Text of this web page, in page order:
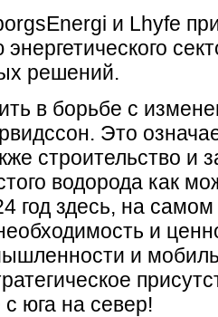
и Lhyfe
решений.
в борьбе с
Это
строительство и
водорода как
год здесь, на
и
и
юга на север!